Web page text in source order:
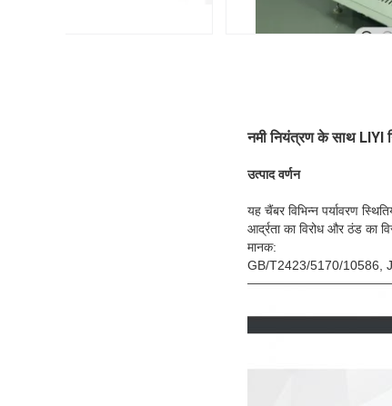
नमी नियंत्रण के साथ LIYI
उत्पाद वर्णन
यह चैंबर विभिन्न पर्यावरण
आर्द्रता का विरोध और ठंड का
मानक:
GB/T2423/5170/10586,